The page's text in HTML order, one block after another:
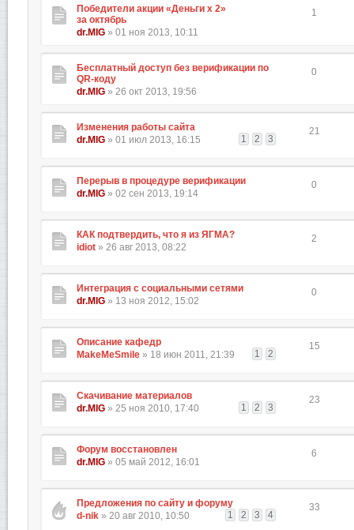
Победители акции «Деньги х 2»
за октябрь
dr.MIG » 01 ноя 2013, 10:11
1
Бесплатный доступ без верификации по
QR-коду
dr.MIG » 26 окт 2013, 19:56
0
Изменения работы сайта
1
2 3
dr.MIG » 01 июл 2013, 16:15
21
Перерыв в процедуре верификации
dr.MIG » 02 сен 2013, 19:14
0
КАК подтвердить, что я из ЯГМА?
idiot » 26 авг 2013, 08:22
2
Интеграция с социальными сетями
dr.MIG » 13 ноя 2012, 15:02
0
Описание кафедр
1
2
MakeMeSmile » 18 июн 2011, 21:39
15
Скачивание материалов
1
2 3
dr.MIG » 25 ноя 2010, 17:40
23
Форум восстановлен
dr.MIG » 05 май 2012, 16:01
6
Предложения по сайту и форуму
1
2 3 4
d-nik » 20 авг 2010, 10:50
33